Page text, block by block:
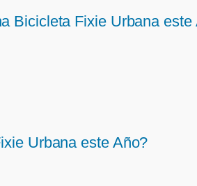
Bicicleta Fixie Urbana este
Urbana este Año?